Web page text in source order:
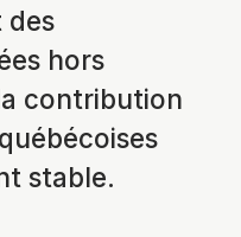
des
hors
contribution
stable.